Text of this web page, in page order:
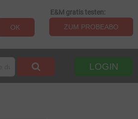
OK
E&M gratis testen:
ZUM PROBEABO
LOGIN